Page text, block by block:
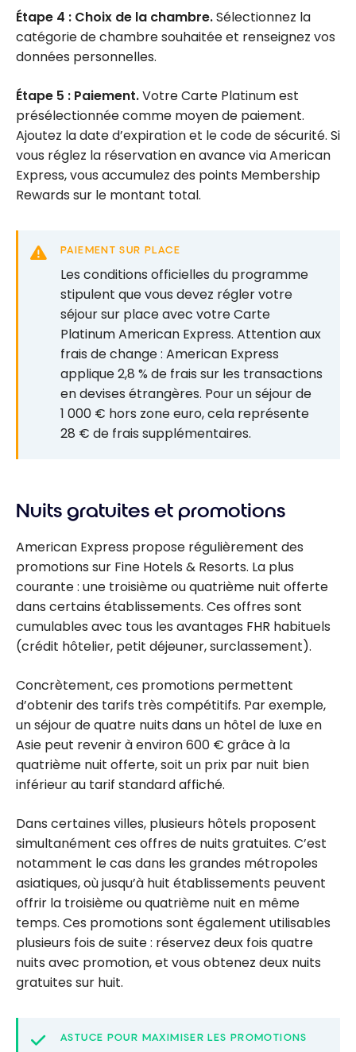
Étape 4 : Choix de la chambre.Sélectionnez la
catégorie de chambre souhaitée et renseignez vos
données personnelles.
Étape 5 : Paiement.Votre Carte Platinum est
présélectionnée comme moyen de paiement.
Ajoutez la date d’expiration et le code de sécurité. Si
vous réglez la réservation en avance via American
Express, vous accumulez des points Membership
Rewards sur le montant total.
PAIEMENT SUR PLACE
Les conditions officielles du programme
stipulent que vous devez régler votre
séjour sur place avec votre Carte
Platinum American Express. Attention aux
frais de change : American Express
applique 2,8 % de frais sur les transactions
en devises étrangères. Pour un séjour de
1 000 € hors zone euro, cela représente
28 € de frais supplémentaires.
Nuits gratuites et promotions
American Express propose régulièrement des
promotions sur Fine Hotels & Resorts. La plus
courante : une troisième ou quatrième nuit offerte
dans certains établissements. Ces offres sont
cumulables avec tous les avantages FHR habituels
(crédit hôtelier, petit déjeuner, surclassement).
Concrètement, ces promotions permettent
d’obtenir des tarifs très compétitifs. Par exemple,
un séjour de quatre nuits dans un hôtel de luxe en
Asie peut revenir à environ 600 € grâce à la
quatrième nuit offerte, soit un prix par nuit bien
inférieur au tarif standard affiché.
Dans certaines villes, plusieurs hôtels proposent
simultanément ces offres de nuits gratuites. C’est
notamment le cas dans les grandes métropoles
asiatiques, où jusqu’à huit établissements peuvent
offrir la troisième ou quatrième nuit en même
temps. Ces promotions sont également utilisables
plusieurs fois de suite : réservez deux fois quatre
nuits avec promotion, et vous obtenez deux nuits
gratuites sur huit.
ASTUCE POUR MAXIMISER LES PROMOTIONS